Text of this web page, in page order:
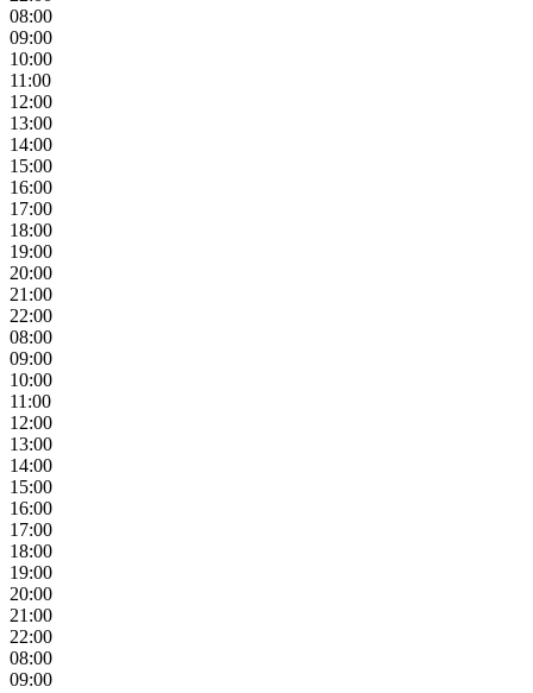
08:00
09:00
10:00
11:00
12:00
13:00
14:00
15:00
16:00
17:00
18:00
19:00
20:00
21:00
22:00
08:00
09:00
10:00
11:00
12:00
13:00
14:00
15:00
16:00
17:00
18:00
19:00
20:00
21:00
22:00
08:00
09:00